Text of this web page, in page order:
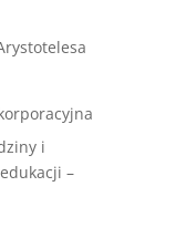
i
–